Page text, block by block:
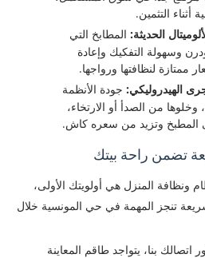
أثناء التثمين.
الحديثة:المطابخ التي
وسهولة التفكيك وإعادة
ممتازة لنظافتها ورواجها.
الهيدروليكي:جودة الأنظمة
وخلوها من الصدأ أو الارتخاء،
وتزيد من سعره كاش.
تضمن راحة بيتك
ونظافة المنزل هي أولويتك الأولى،
تنجز المهمة في حي المونسية خلال
اتصالك بنا، يتواجد طاقم المعاينة